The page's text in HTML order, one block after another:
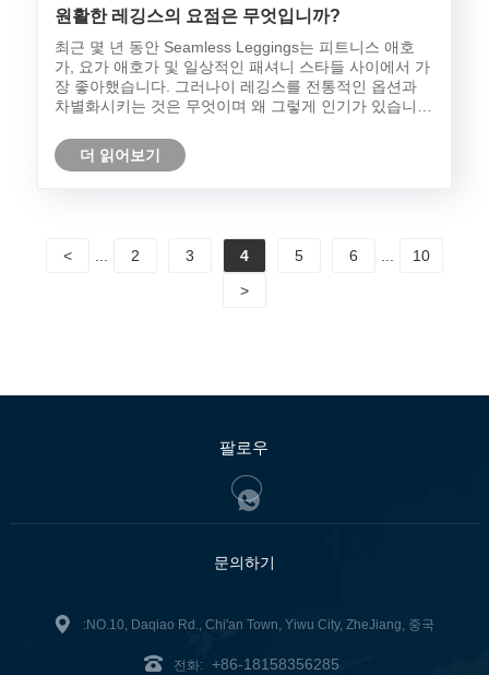
원활한 레깅스의 요점은 무엇입니까?
최근 몇 년 동안 Seamless Leggings는 피트니스 애호
가, 요가 애호가 및 일상적인 패셔니 스타들 사이에서 가
장 좋아했습니다. 그러나이 레깅스를 전통적인 옵션과
차별화시키는 것은 무엇이며 왜 그렇게 인기가 있습니
더 읽어보기
< ... 2 3 4 5 6 ...
10
>
팔로우
문의하기
:NO.10, Daqiao Rd., Chi'an Town, Yiwu City, ZheJiang, 중국
전화: +86-18158356285